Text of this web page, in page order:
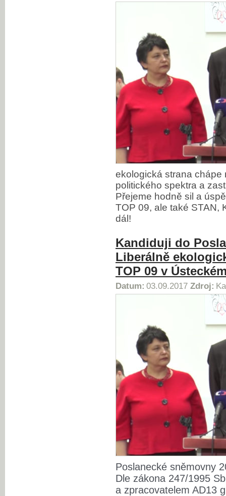
ekologická strana
politického spektra a
Přejeme hodně sil a
TOP 09, ale také STAN,
dál!
Kandiduji do
Liberálně
TOP 09 v
Datum: 03.09.2017 Zdroj:
Poslanecké sněmovny
Dle zákona 247/1995
a zpracovatelem AD13